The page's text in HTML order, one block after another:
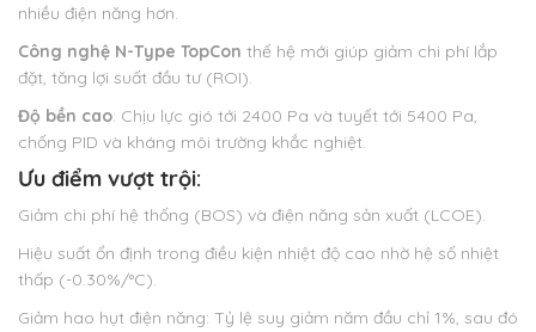
nhiều điện năng hơn.
Công nghệ N-Type TopCon thế hệ mới giúp giảm chi phí lắp
đặt, tăng lợi suất đầu tư (ROI).
Độ bền cao: Chịu lực gió tới 2400 Pa và tuyết tới 5400 Pa,
chống PID và kháng môi trường khắc nghiệt.
Ưu điểm vượt trội:
Giảm chi phí hệ thống (BOS) và điện năng sản xuất (LCOE).
Hiệu suất ổn định trong điều kiện nhiệt độ cao nhờ hệ số nhiệt
thấp (-0.30%/°C).
Giảm hao hụt điện năng: Tỷ lệ suy giảm năm đầu chỉ 1%, sau đó